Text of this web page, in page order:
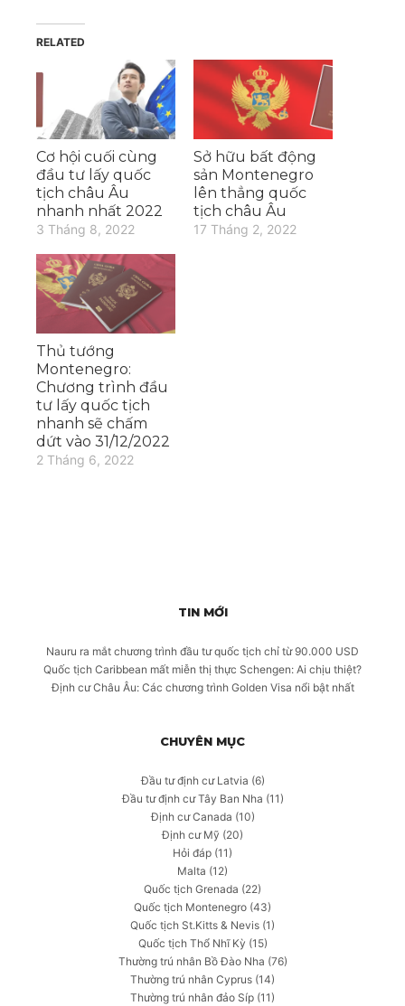
RELATED
Cơ hội cuối cùng
đầu tư lấy quốc
tịch châu Âu
nhanh nhất 2022
3 Tháng 8, 2022
Sở hữu bất động
sản Montenegro
lên thẳng quốc
tịch châu Âu
17 Tháng 2, 2022
Thủ tướng
Montenegro:
Chương trình đầu
tư lấy quốc tịch
nhanh sẽ chấm
dứt vào 31/12/2022
2 Tháng 6, 2022
TIN MỚI
Nauru ra mắt chương trình đầu tư quốc tịch chỉ từ 90.000 USD
Quốc tịch Caribbean mất miễn thị thực Schengen: Ai chịu thiệt?
Định cư Châu Âu: Các chương trình Golden Visa nổi bật nhất
CHUYÊN MỤC
Đầu tư định cư Latvia (6)
Đầu tư định cư Tây Ban Nha (11)
Định cư Canada (10)
Định cư Mỹ (20)
Hỏi đáp (11)
Malta (12)
Quốc tịch Grenada (22)
Quốc tịch Montenegro (43)
Quốc tịch St.Kitts & Nevis (1)
Quốc tịch Thổ Nhĩ Kỳ (15)
Thường trú nhân Bồ Đào Nha (76)
Thường trú nhân Cyprus (14)
Thường trú nhân đảo Síp (11)